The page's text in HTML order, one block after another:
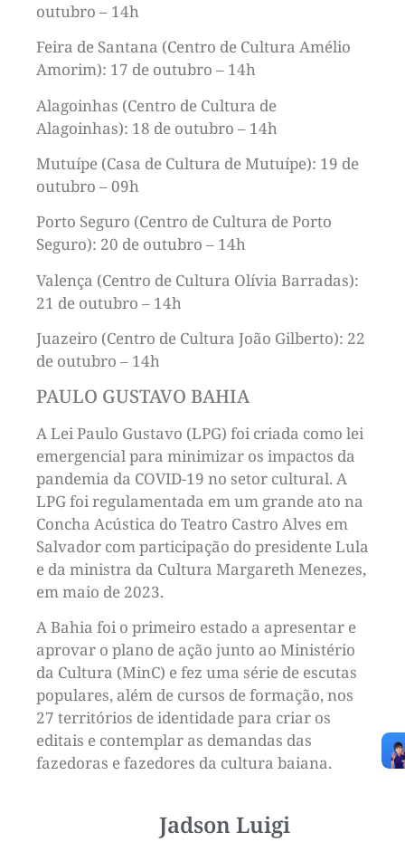
outubro – 14h
Feira de Santana (Centro de Cultura Amélio
Amorim): 17 de outubro – 14h
Alagoinhas (Centro de Cultura de
Alagoinhas): 18 de outubro – 14h
Mutuípe (Casa de Cultura de Mutuípe): 19 de
outubro – 09h
Porto Seguro (Centro de Cultura de Porto
Seguro): 20 de outubro – 14h
Valença (Centro de Cultura Olívia Barradas):
21 de outubro – 14h
Juazeiro (Centro de Cultura João Gilberto): 22
de outubro – 14h
PAULO GUSTAVO BAHIA
A Lei Paulo Gustavo (LPG) foi criada como lei
emergencial para minimizar os impactos da
pandemia da COVID-19 no setor cultural. A
LPG foi regulamentada em um grande ato na
Concha Acústica do Teatro Castro Alves em
Salvador com participação do presidente Lula
e da ministra da Cultura Margareth Menezes,
em maio de 2023.
A Bahia foi o primeiro estado a apresentar e
aprovar o plano de ação junto ao Ministério
da Cultura (MinC) e fez uma série de escutas
populares, além de cursos de formação, nos
27 territórios de identidade para criar os
editais e contemplar as demandas das
fazedoras e fazedores da cultura baiana.
Jadson Luigi